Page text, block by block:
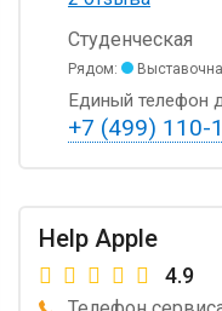
Студенческая
Рядом:
Единый телефон
+7 (499) 110-
Help Apple
4.9